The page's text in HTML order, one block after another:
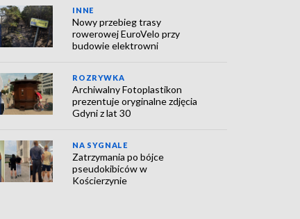
INNE
Nowy przebieg trasy
rowerowej EuroVelo przy
budowie elektrowni
ROZRYWKA
Archiwalny Fotoplastikon
prezentuje oryginalne zdjęcia
Gdyni z lat 30
NA SYGNALE
Zatrzymania po bójce
pseudokibiców w
Kościerzynie